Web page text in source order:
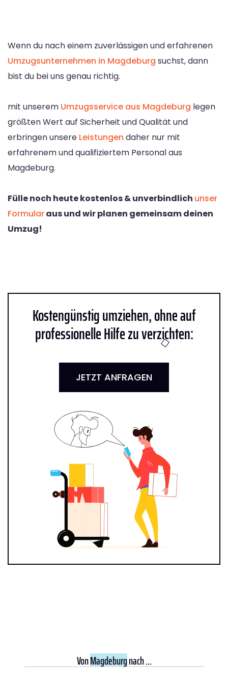
Wenn du nach einem zuverlässigen und erfahrenen
Umzugsunternehmen in Magdeburg suchst, dann
bist du bei uns genau richtig.
mit unserem Umzugsservice aus Magdeburg legen
größten Wert auf Sicherheit und Qualität und
erbringen unsere Leistungen daher nur mit
erfahrenem und qualifiziertem Personal aus
Magdeburg.
Fülle noch heute kostenlos & unverbindlich unser
Formularaus und wir planen gemeinsam deinen
Umzug!
Kostengünstig umziehen, ohne auf
professionelle Hilfe zu verzichten:
JETZT ANFRAGEN
VonMagdeburgnach ...